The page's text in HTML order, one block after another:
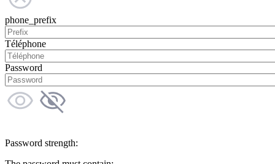
phone_prefix
Téléphone
Password
Password strength: